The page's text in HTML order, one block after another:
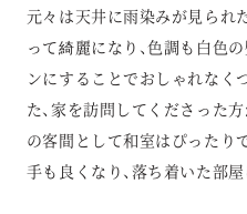
元々は天井に雨染みが見られ
って綺麗になり、色調も白色
ンにすることでおしゃれなく
た、家を訪問してくださった
の客間として和室はぴったり
手も良くなり、落ち着いた部屋